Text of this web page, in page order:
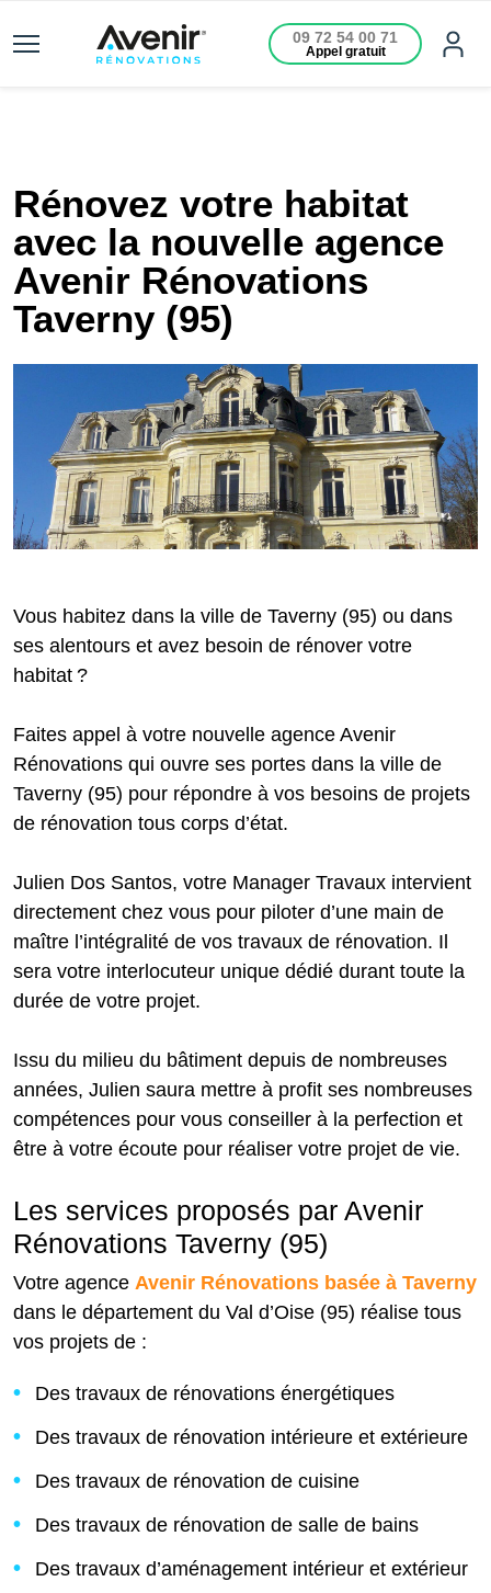
09 72 54 00 71
Appel gratuit
Rénovez votre habitat
avec la nouvelle agence
Avenir Rénovations
Taverny (95)
Vous habitez dans la ville de Taverny (95) ou dans
ses alentours et avez besoin de rénover votre
habitat ?
Faites appel à votre nouvelle agence Avenir
Rénovations qui ouvre ses portes dans la ville de
Taverny (95) pour répondre à vos besoins de projets
de rénovation tous corps d’état.
Julien Dos Santos, votre Manager Travaux intervient
directement chez vous pour piloter d’une main de
maître l’intégralité de vos travaux de rénovation. Il
sera votre interlocuteur unique dédié durant toute la
durée de votre projet.
Issu du milieu du bâtiment depuis de nombreuses
années, Julien saura mettre à profit ses nombreuses
compétences pour vous conseiller à la perfection et
être à votre écoute pour réaliser votre projet de vie.
Les services proposés par Avenir
Rénovations Taverny (95)
Votre agence Avenir Rénovations basée à Taverny
dans le département du Val d’Oise (95) réalise tous
vos projets de :
Des travaux de rénovations énergétiques
Des travaux de rénovation intérieure et extérieure
Des travaux de rénovation de cuisine
Des travaux de rénovation de salle de bains
Des travaux d’aménagement intérieur et extérieur